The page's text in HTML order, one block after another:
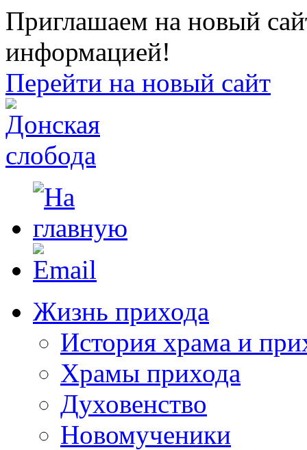
Приглашаем на новый
информацией!
Перейти на новый сайт
Жизнь прихода
История храма и
Храмы прихода
Духовенство
Новомученики